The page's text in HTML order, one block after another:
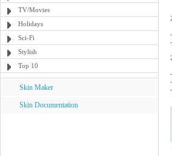
TV/Movies
Holidays
Sci-Fi
Stylish
Top 10
Skin Maker
Skin Documentation